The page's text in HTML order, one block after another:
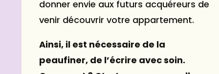
donner envie aux futurs acquéreurs de
venir découvrir votre appartement.
Ainsi, il est nécessaire de la
peaufiner, de l’écrire avec soin.